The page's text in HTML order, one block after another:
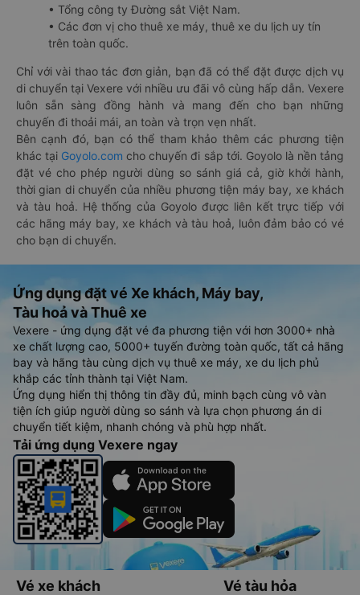
• Tổng công ty Đường sắt Việt Nam.
• Các đơn vị cho thuê xe máy, thuê xe du lịch uy tín
trên toàn quốc.
Chỉ với vài thao tác đơn giản, bạn đã có thể đặt được dịch vụ
di chuyển tại Vexere với nhiều ưu đãi vô cùng hấp dẫn. Vexere
luôn sẵn sàng đồng hành và mang đến cho bạn những
chuyến đi thoải mái, an toàn và trọn vẹn nhất.
Bên cạnh đó, bạn có thể tham khảo thêm các phương tiện
khác tại Goyolo.com cho chuyến đi sắp tới. Goyolo là nền tảng
đặt vé cho phép người dùng so sánh giá cả, giờ khởi hành,
thời gian di chuyển của nhiều phương tiện máy bay, xe khách
và tàu hoả. Hệ thống của Goyolo được liên kết trực tiếp với
các hãng máy bay, xe khách và tàu hoả, luôn đảm bảo có vé
cho bạn di chuyển.
Ứng dụng đặt vé Xe khách, Máy bay,
Tàu hoả và Thuê xe
Vexere - ứng dụng đặt vé đa phương tiện với hơn 3000+ nhà
xe chất lượng cao, 5000+ tuyến đường toàn quốc, tất cả hãng
bay và hãng tàu cùng dịch vụ thuê xe máy, xe du lịch phủ
khắp các tỉnh thành tại Việt Nam.
Ứng dụng hiển thị thông tin đầy đủ, minh bạch cùng vô vàn
tiện ích giúp người dùng so sánh và lựa chọn phương án di
chuyển tiết kiệm, nhanh chóng và phù hợp nhất.
Tải ứng dụng Vexere ngay
Vé xe khách Vé tàu hỏa